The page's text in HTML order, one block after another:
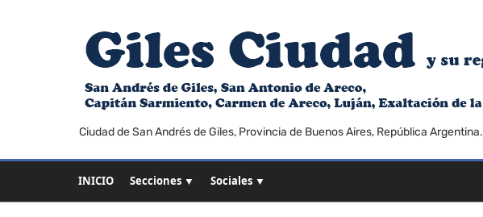
Ciudad de San Andrés de Giles, Provincia de Buenos Aires, República Argentina.
INICIO Secciones ▼ Sociales ▼